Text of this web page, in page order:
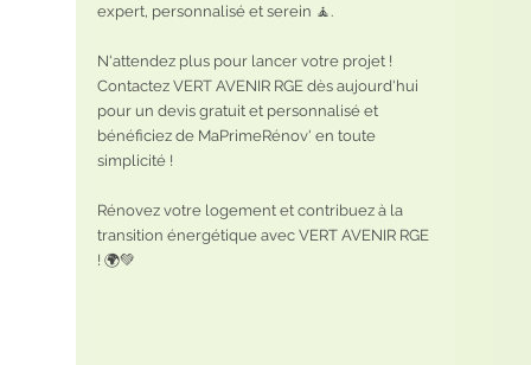
expert, personnalisé et serein 🧘.
N'attendez plus pour lancer votre projet !
Contactez VERT AVENIR RGE dès aujourd'hui
pour un devis gratuit et personnalisé et
bénéficiez de MaPrimeRénov' en toute
simplicité !
Rénovez votre logement et contribuez à la
transition énergétique avec VERT AVENIR RGE
! 🌍💚